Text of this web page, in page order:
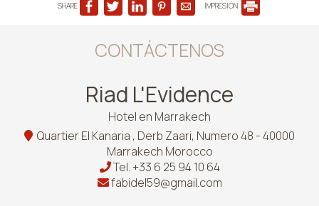
SHARE IMPRESIÓN
CONTÁCTENOS
Riad L'Evidence
Hotel en Marrakech
Quartier El Kanaria , Derb Zaari, Numero 48 - 40000
Marrakech Morocco
Tel.+33 6 25 94 10 64
fabidel59@gmail.com